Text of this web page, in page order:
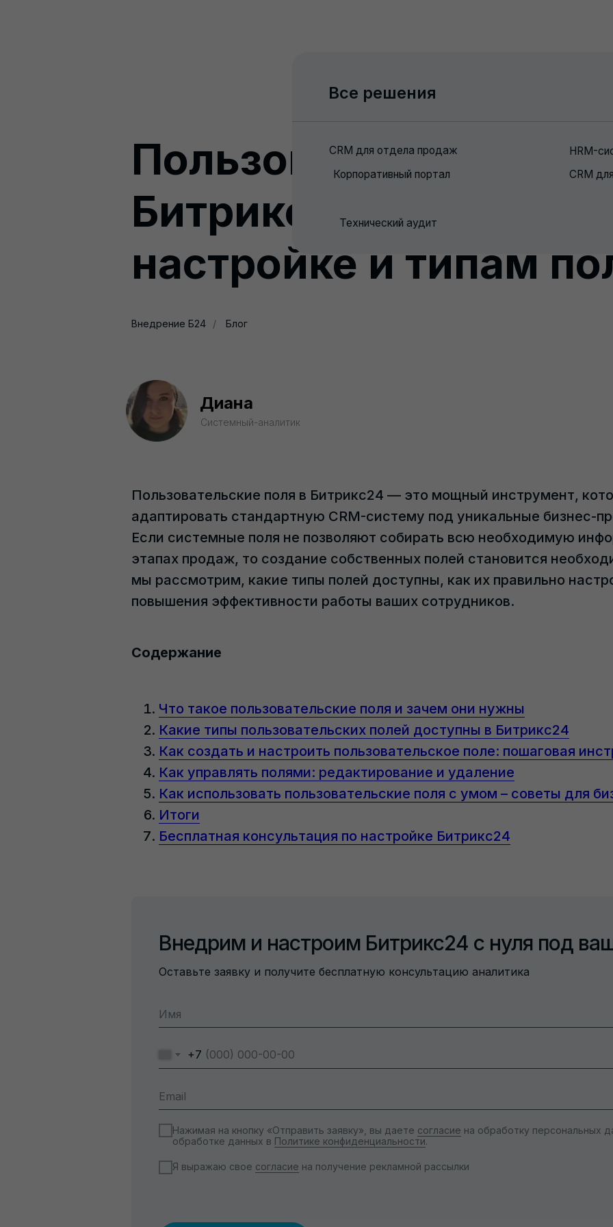
Интеграция с
Настройка BI-
Техподдержка и доработка
Настройка Битрикс 24 CRM для
Все решения
Корпоративный портал
Пользовательские
Битрикс24: полный
настройке и типам
Внедрение Б24 / Блог
Диана
Системный-аналитик
Пользовательские поля в Битрикс24 — это мощный инструмент,
адаптировать стандартную CRM-систему под уникальные бизнес-
Если системные поля не позволяют собирать всю необходимую
этапах продаж, то создание собственных полей становится
мы рассмотрим, какие типы полей доступны, как их правильно
повышения эффективности работы ваших сотрудников.
Содержание
Что такое пользовательские поля и зачем они нужны
Какие типы пользовательских полей доступны в Битрикс24
Как создать и настроить пользовательское поле: пошаговая
Как управлять полями: редактирование и удаление
Как использовать пользовательские поля с умом – советы для
Итоги
Бесплатная консультация по настройке Битрикс24
+7
Нажимая на кнопку «Отправить заявку», вы даете согласие на обработку персональных
обработке данных в Политике конфиденциальности.
Я выражаю свое согласие на получение рекламной рассылки
Внедрим и настроим Битрикс24 с нуля под
Оставьте заявку и получите бесплатную консультацию аналитика